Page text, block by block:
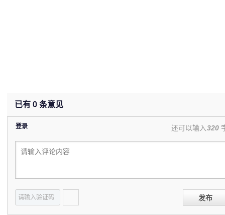
已有 0 条意见
登录 还可以输入320
发布